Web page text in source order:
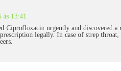
às 13:41
Ciprofloxacin urgently and discovered a
legally. In case of strep